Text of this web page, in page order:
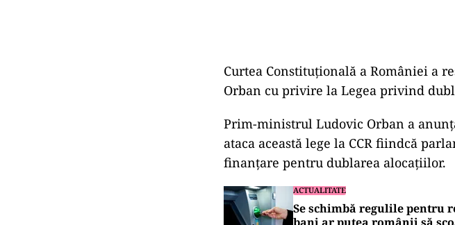
Curtea Constituțională a României a
Orban cu privire la Legea privind
Prim-ministrul Ludovic Orban a
ataca această lege la CCR fiindcă
finanțare pentru dublarea alocațiilor.
ACTUALITATE
Se schimbă regulile pentru